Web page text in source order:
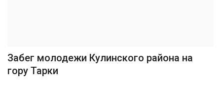
Забег молодежи Кулинского района на
гору Тарки